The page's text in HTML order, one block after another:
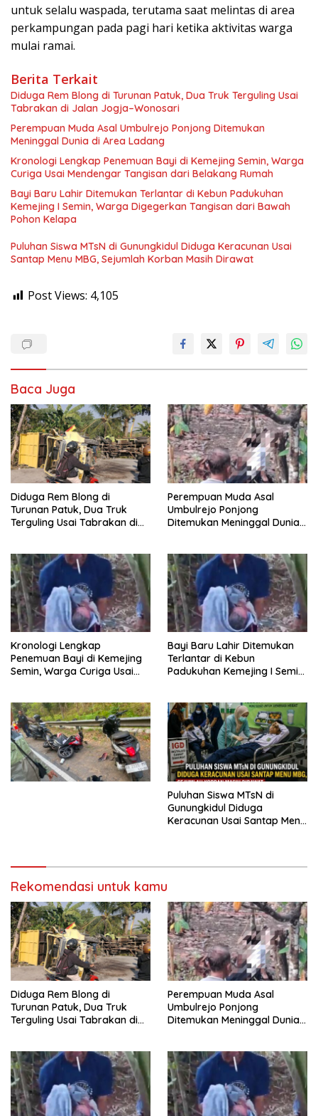
untuk selalu waspada, terutama saat melintas di area
perkampungan pada pagi hari ketika aktivitas warga
mulai ramai.
Berita Terkait
Diduga Rem Blong di Turunan Patuk, Dua Truk Terguling Usai
Tabrakan di Jalan Jogja–Wonosari
Perempuan Muda Asal Umbulrejo Ponjong Ditemukan
Meninggal Dunia di Area Ladang
Kronologi Lengkap Penemuan Bayi di Kemejing Semin, Warga
Curiga Usai Mendengar Tangisan dari Belakang Rumah
Bayi Baru Lahir Ditemukan Terlantar di Kebun Padukuhan
Kemejing I Semin, Warga Digegerkan Tangisan dari Bawah
Pohon Kelapa
Puluhan Siswa MTsN di Gunungkidul Diduga Keracunan Usai
Santap Menu MBG, Sejumlah Korban Masih Dirawat
Post Views: 4,105
Baca Juga
Diduga Rem Blong di
Turunan Patuk, Dua Truk
Terguling Usai Tabrakan di
Perempuan Muda Asal
Umbulrejo Ponjong
Ditemukan Meninggal Dunia
Kronologi Lengkap
Penemuan Bayi di Kemejing
Semin, Warga Curiga Usai
Bayi Baru Lahir Ditemukan
Terlantar di Kebun
Padukuhan Kemejing I Semin,
Puluhan Siswa MTsN di
Gunungkidul Diduga
Keracunan Usai Santap Menu
Rekomendasi untuk kamu
Diduga Rem Blong di
Turunan Patuk, Dua Truk
Terguling Usai Tabrakan di
Perempuan Muda Asal
Umbulrejo Ponjong
Ditemukan Meninggal Dunia